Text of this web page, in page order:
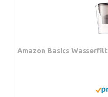
Amazon Basics